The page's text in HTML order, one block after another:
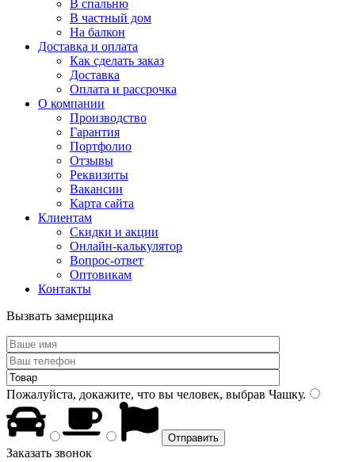
В спальню
В частный дом
На балкон
Доставка и оплата
Как сделать заказ
Доставка
Оплата и рассрочка
О компании
Производство
Гарантия
Портфолио
Отзывы
Реквизиты
Вакансии
Карта сайта
Клиентам
Скидки и акции
Онлайн-калькулятор
Вопрос-ответ
Оптовикам
Контакты
Вызвать замерщика
Пожалуйста, докажите, что вы человек, выбрав Чашку.
Заказать звонок